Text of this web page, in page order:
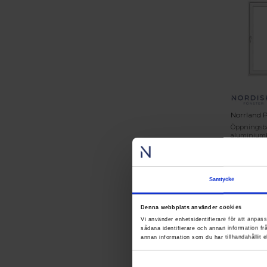
Samtycke
Denna webbplats använder cookies
Vi använder enhetsidentifierare för att
sådana identifierare och annan information
annan information som du har tillhandahållit
Norrland